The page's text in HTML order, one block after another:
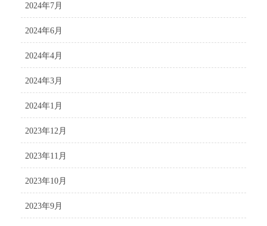
2024年7月
2024年6月
2024年4月
2024年3月
2024年1月
2023年12月
2023年11月
2023年10月
2023年9月